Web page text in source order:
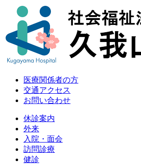
医療関係者の方
交通アクセス
お問い合わせ
休診案内
外来
入院・面会
訪問診療
健診